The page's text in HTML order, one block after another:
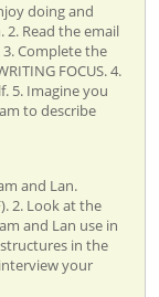
doing and
Read the email
Complete the
FOCUS. 4.
5. Imagine you
to describe
and Lan.
2. Look at the
and Lan use in
in the
your